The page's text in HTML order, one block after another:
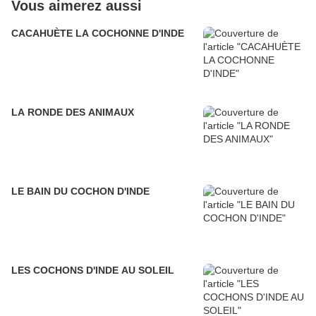
Vous aimerez aussi
CACAHUÈTE LA COCHONNE D'INDE
LA RONDE DES ANIMAUX
LE BAIN DU COCHON D'INDE
LES COCHONS D'INDE AU SOLEIL